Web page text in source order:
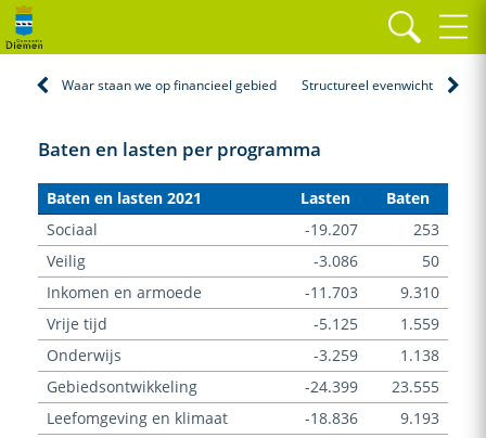
Home
Waar staan we op financieel gebied Structureel evenwicht
Baten en lasten per programma
Baten en lasten 2021 Lasten
Baten
Sociaal
-19.207
253
Veilig
-3.086
50
Inkomen en armoede
-11.703
9.310
Vrije tijd
-5.125
1.559
Onderwijs
-3.259
1.138
Gebiedsontwikkeling
-24.399
23.555
Leefomgeving en klimaat
-18.836
9.193